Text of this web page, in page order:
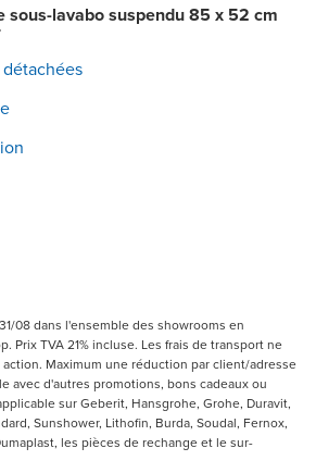
sous-lavabo suspendu 85 x 52 cm
08 dans l'ensemble des showrooms en
Prix TVA 21% incluse. Les frais de transport ne
Maximum une réduction par client/adresse
avec d'autres promotions, bons cadeaux ou
sur Geberit, Hansgrohe, Grohe, Duravit,
Sunshower, Lithofin, Burda, Soudal, Fernox,
les pièces de rechange et le sur-